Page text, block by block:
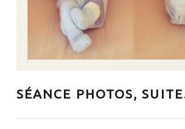
SÉANCE PHOTOS,